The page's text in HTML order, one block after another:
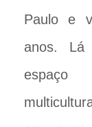
Paulo e
anos. Lá
espaço